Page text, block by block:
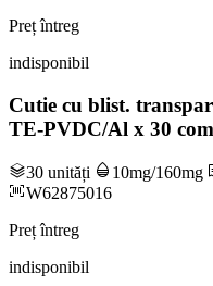
Preț întreg
indisponibil
Cutie cu blist.
TE-PVDC/Al x 30
30 unități 10mg/160mg
W62875016
Preț întreg
indisponibil